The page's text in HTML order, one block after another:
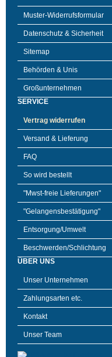
Muster-Widerrufsformular
Datenschutz & Sicherheit
Sitemap
Behörden & Unis
Großunternehmen
SERVICE
Vertrag widerrufen
Versand & Lieferung
FAQ
So wird bestellt
"Mwst-freie Lieferungen"
"Gelangensbestätigung"
Entsorgung/Umwelt
Beschwerden/Schlichtung
ÜBER UNS
Unser Unternehmen
Zahlungsarten etc.
Kontakt
Unser Team